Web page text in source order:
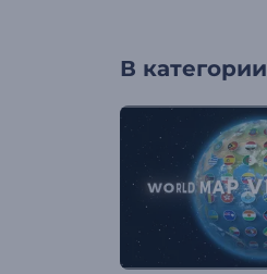
В категории